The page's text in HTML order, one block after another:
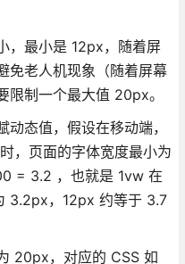
，最小是 12px，随着屏
免老人机现象（随着屏幕
限制一个最大值 20px。
态值，假设在移动端，
，页面的字体宽度最小为
= 3.2 ，也就是 1vw 在
3.2px，12px 约等于 3.7
20px，对应的 CSS 如